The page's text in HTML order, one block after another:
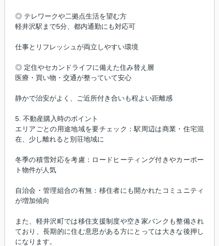
◎ テレワークや二拠点生活を望む方
軽井沢駅まで5分、都内通勤にも対応可
仕事とリフレッシュが両立しやすい環境
◎ 定住やセカンドライフに備えた住み替え層
医療・買い物・交通が整っていて安心
静かで治安がよく、ご近所付き合いも程よい距離感
5. 不動産購入時のポイント
エリアごとの用途地域を要チェック：駅周辺は商業・住宅混
在、少し離れると別荘地域に
冬季の積雪対応を考慮：ロードヒーティング付きやカーポー
ト物件が人気
自治会・管理組合の有無：移住者にも開かれたコミュニティ
が増加傾向
また、軽井沢町では移住支援制度や空き家バンクも整備され
ており、長期的に住む意思がある方にとっては大きな後押し
になります。